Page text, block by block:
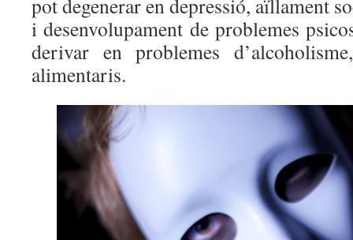
pot degenerar en depressió, aïllament
i desenvolupament de problemes
derivar en problemes
alimentaris.